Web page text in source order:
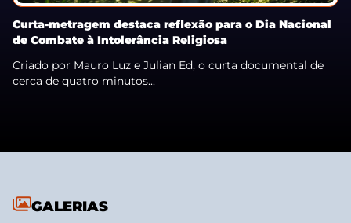
Curta-metragem destaca reflexão para o Dia Nacional
de Combate à Intolerância Religiosa
Criado por Mauro Luz e Julian Ed, o curta documental de
cerca de quatro minutos...
GALERIAS